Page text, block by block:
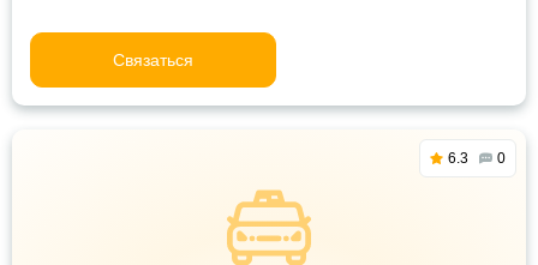
Связаться
6.3 0